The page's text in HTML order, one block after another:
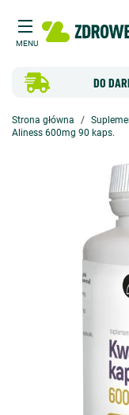
MENU
DO
Strona główna
Aliness 600mg 90 kaps.